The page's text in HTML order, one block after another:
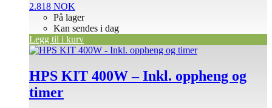
2.818 NOK
På lager
Kan sendes i dag
Legg til i kurv
HPS KIT 400W – Inkl. oppheng og
timer